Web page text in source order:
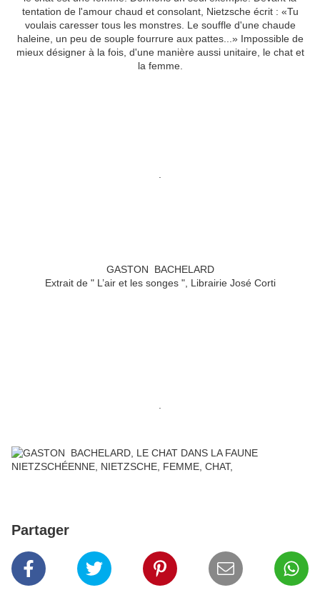
tentation de l'amour chaud et consolant, Nietzsche écrit : «Tu
voulais caresser tous les monstres. Le souffle d'une chaude
haleine, un peu de souple fourrure aux pattes...» Impossible de
mieux désigner à la fois, d'une manière aussi unitaire, le chat et
la femme.
GASTON BACHELARD
Extrait de " L’air et les songes ", Librairie José Corti
Partager